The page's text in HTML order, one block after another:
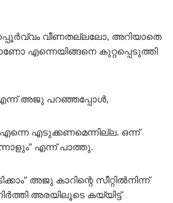
വീണതല്ലലോ, അറിയാതെ
എന്നെയിങ്ങനെ കുറ്റപ്പെടുത്തി
എന്ന് അജു പറഞ്ഞപ്പോൾ,
എടുക്കണമെന്നില്ല. ഒന്ന്
എന്ന് പാത്തു.
അജു കാറിന്റെ സീറ്റിൽനിന്ന്
അരയിലൂടെ കയ്യിട്ട്